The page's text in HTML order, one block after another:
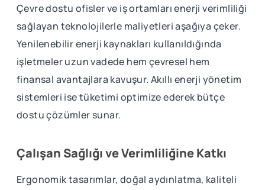
Çevre dostu ofisler ve iş ortamları enerji verimliliği
sağlayan teknolojilerle maliyetleri aşağıya çeker.
Yenilenebilir enerji kaynakları kullanıldığında
işletmeler uzun vadede hem çevresel hem
finansal avantajlara kavuşur. Akıllı enerji yönetim
sistemleri ise tüketimi optimize ederek bütçe
dostu çözümler sunar.
Çalışan Sağlığı ve Verimliliğine Katkı
Ergonomik tasarımlar, doğal aydınlatma, kaliteli